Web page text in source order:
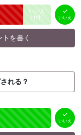
未投票
いいえ
（ 1件） いいえ
トを書く
れる？
いいえ